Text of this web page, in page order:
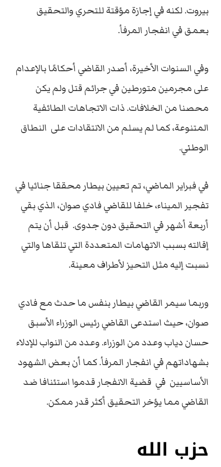
بيروت. لكنه في إجازة مؤقتة للتحري والتحقيق
بعمق في انفجار المرفأ.
وفي السنوات الأخيرة، أصدر القاضي أحكامًا بالإعدام
على مجرمين متورطين في جرائم قتل ولم يكن
محصنا من الخلافات. ذات الاتجاهات الطائفية
المتنوعة، كما لم يسلم من الانتقادات على النطاق
الوطني.
في فبراير الماضي، تم تعيين بيطار محققا جنائيا في
تفجير الميناء، خلفا للقاضي فادي صوان، الذي بقي
أربعة أشهر في التحقيق دون جدوى. قبل أن يتم
إقالته بسبب الاتهامات المتعددة التي تلقاها والتي
نسبت إليه مثل التحيز لأطراف معينة.
وربما سيمر القاضي بيطار بنفس ما حدث مع فادي
صوان، حيث استدعى القاضي رئيس الوزراء الأسبق
حسان دياب وعدد من الوزراء. وعدد من النواب للإدلاء
بشهاداتهم في انفجار المرفأ. كما أن بعض الشهود
الأساسيين في قضية الانفجار قدموا استئنافا ضد
القاضي مما يؤخر التحقيق أكثر قدر ممكن.
حزب الله